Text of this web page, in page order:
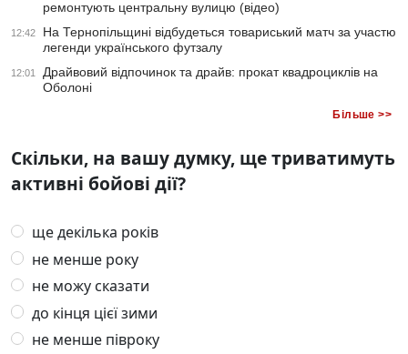
ремонтують центральну вулицю (відео)
12:42
На Тернопільщині відбудеться товариський матч за участю
легенди українського футзалу
12:01
Драйвовий відпочинок та драйв: прокат квадроциклів на
Оболоні
Більше >>
Скільки, на вашу думку, ще триватимуть
активні бойові дії?
ще декілька років
не менше року
не можу сказати
до кінця цієї зими
не менше півроку